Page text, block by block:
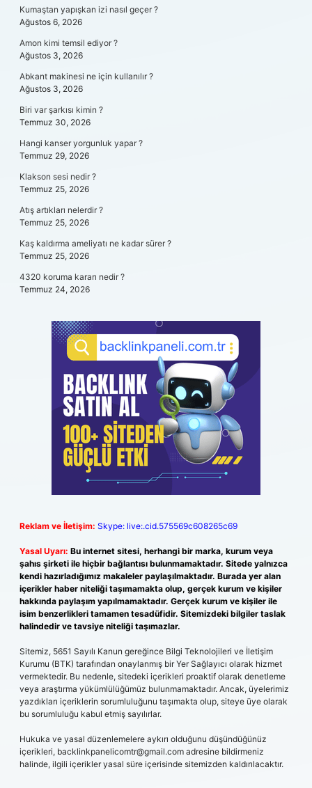
Kumaştan yapışkan izi nasıl geçer ?
Ağustos 6, 2026
Amon kimi temsil ediyor ?
Ağustos 3, 2026
Abkant makinesi ne için kullanılır ?
Ağustos 3, 2026
Biri var şarkısı kimin ?
Temmuz 30, 2026
Hangi kanser yorgunluk yapar ?
Temmuz 29, 2026
Klakson sesi nedir ?
Temmuz 25, 2026
Atış artıkları nelerdir ?
Temmuz 25, 2026
Kaş kaldırma ameliyatı ne kadar sürer ?
Temmuz 25, 2026
4320 koruma kararı nedir ?
Temmuz 24, 2026
Reklam ve İletişim: Skype: live:.cid.575569c608265c69
Yasal Uyarı: Bu internet sitesi, herhangi bir marka, kurum veya
şahıs şirketi ile hiçbir bağlantısı bulunmamaktadır. Sitede yalnızca
kendi hazırladığımız makaleler paylaşılmaktadır. Burada yer alan
içerikler haber niteliği taşımamakta olup, gerçek kurum ve kişiler
hakkında paylaşım yapılmamaktadır. Gerçek kurum ve kişiler ile
isim benzerlikleri tamamen tesadüfidir. Sitemizdeki bilgiler taslak
halindedir ve tavsiye niteliği taşımazlar.
Sitemiz, 5651 Sayılı Kanun gereğince Bilgi Teknolojileri ve İletişim
Kurumu (BTK) tarafından onaylanmış bir Yer Sağlayıcı olarak hizmet
vermektedir. Bu nedenle, sitedeki içerikleri proaktif olarak denetleme
veya araştırma yükümlülüğümüz bulunmamaktadır. Ancak, üyelerimiz
yazdıkları içeriklerin sorumluluğunu taşımakta olup, siteye üye olarak
bu sorumluluğu kabul etmiş sayılırlar.
Hukuka ve yasal düzenlemelere aykırı olduğunu düşündüğünüz
içerikleri, backlinkpanelicomtr@gmail.com adresine bildirmeniz
halinde, ilgili içerikler yasal süre içerisinde sitemizden kaldırılacaktır.